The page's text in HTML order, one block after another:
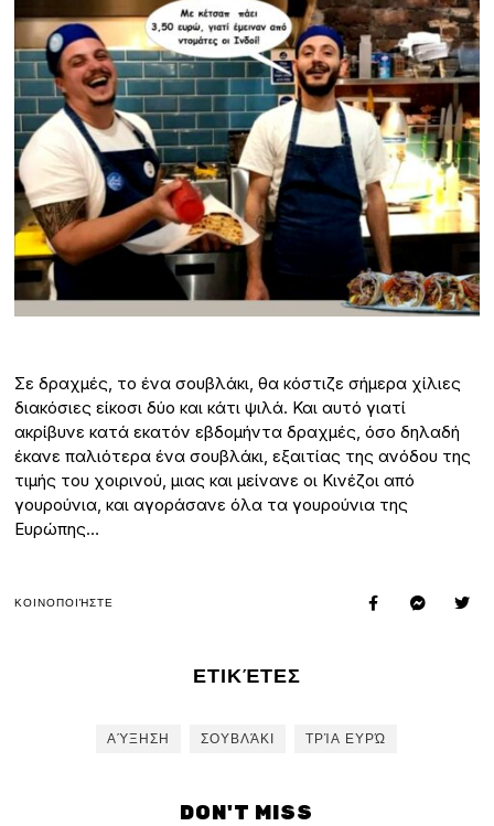
Σε δραχμές, το ένα σουβλάκι, θα κόστιζε σήμερα χίλιες
διακόσιες είκοσι δύο και κάτι ψιλά. Και αυτό γιατί
ακρίβυνε κατά εκατόν εβδομήντα δραχμές, όσο δηλαδή
έκανε παλιότερα ένα σουβλάκι, εξαιτίας της ανόδου της
τιμής του χοιρινού, μιας και μείνανε οι Κινέζοι από
γουρούνια, και αγοράσανε όλα τα γουρούνια της
Ευρώπης…
ΚΟΙΝΟΠΟΙΉΣΤΕ
ΕΤΙΚΈΤΕΣ
ΑΎΞΗΣΗ ΣΟΥΒΛΆΚΙ ΤΡΊΑ ΕΥΡΏ
DON'T MISS